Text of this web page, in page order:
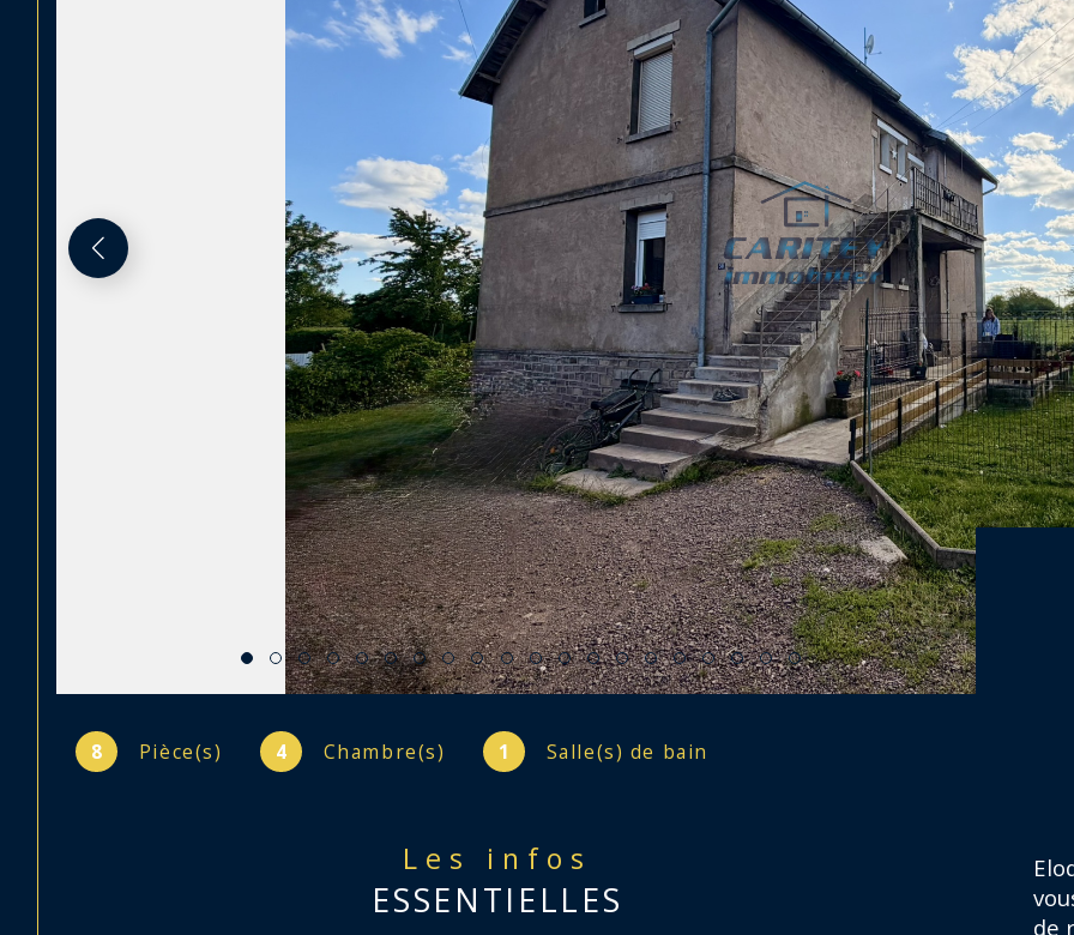
8 Pièce(s) 4 Chambre(s) 1 Salle(s) de bain
Les infos
ESSENTIELLES
de